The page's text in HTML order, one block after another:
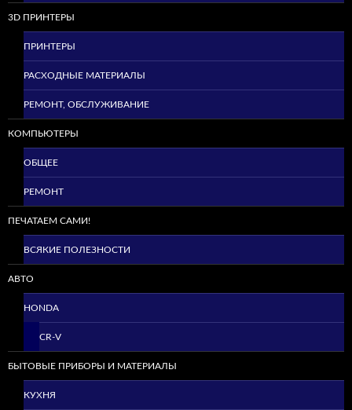
3D ПРИНТЕРЫ
ПРИНТЕРЫ
РАСХОДНЫЕ МАТЕРИАЛЫ
РЕМОНТ, ОБСЛУЖИВАНИЕ
КОМПЬЮТЕРЫ
ОБЩЕЕ
РЕМОНТ
ПЕЧАТАЕМ САМИ!
ВСЯКИЕ ПОЛЕЗНОСТИ
АВТО
HONDA
CR-V
БЫТОВЫЕ ПРИБОРЫ И МАТЕРИАЛЫ
КУХНЯ